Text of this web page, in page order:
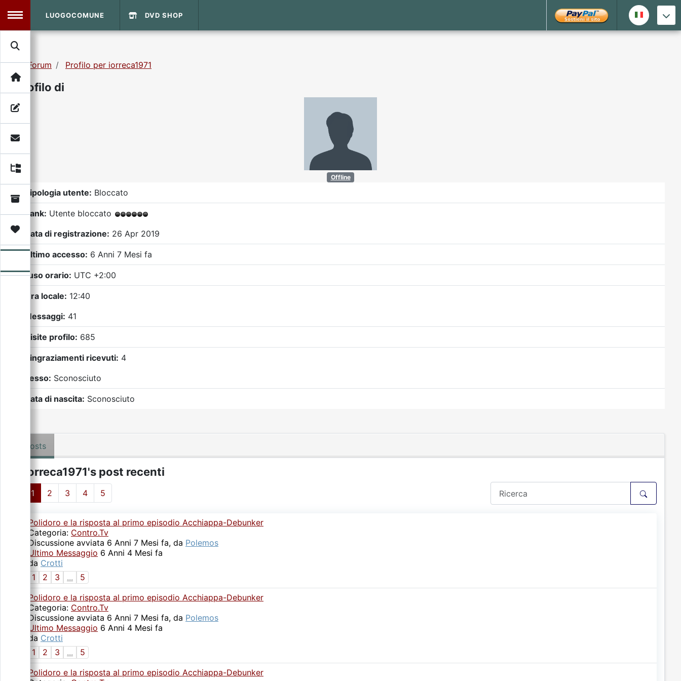
MENU
Search
Archivio
Video
Forum
Donazione
LUOGOCOMUNE DVD SHOP
Forum Profilo per iorreca1971
Profilo di
Offline
Tipologia utente: Bloccato
Rank: Utente bloccato
Data di registrazione: 26 Apr 2019
Ultimo accesso: 6 Anni 7 Mesi fa
Fuso orario: UTC +2:00
Ora locale: 12:40
Messaggi: 41
Visite profilo: 685
Ringraziamenti ricevuti: 4
Sesso: Sconosciuto
Data di nascita: Sconosciuto
Posts
iorreca1971's post recenti
1 2 3 4 5
Polidoro e la risposta al primo episodio Acchiappa-Debunker
Categoria: Contro.Tv
Discussione avviata 6 Anni 7 Mesi fa, da Polemos
Ultimo Messaggio 6 Anni 4 Mesi fa
da Crotti
1
2 3 ...
5
Polidoro e la risposta al primo episodio Acchiappa-Debunker
Categoria: Contro.Tv
Discussione avviata 6 Anni 7 Mesi fa, da Polemos
Ultimo Messaggio 6 Anni 4 Mesi fa
da Crotti
1
2 3 ...
5
Polidoro e la risposta al primo episodio Acchiappa-Debunker